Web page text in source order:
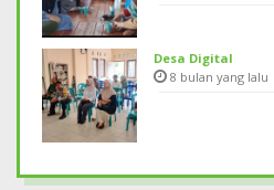
Desa Digital
8 bulan yang lalu